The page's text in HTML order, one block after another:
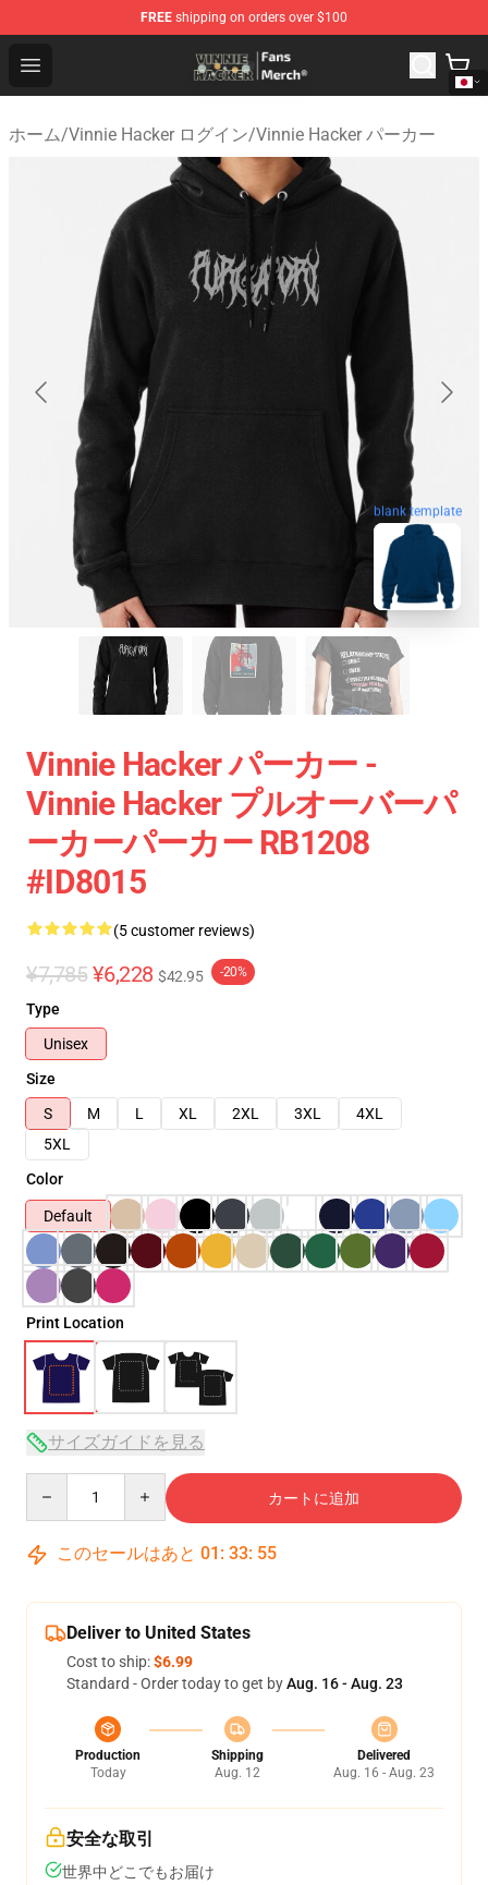
FREE shipping on orders over $100
Open menu
Vinnie Hacker Store - Official Vinnie Hacker Merchandise
ホーム/Vinnie Hacker ログイン/Vinnie Hacker パーカー
blank template
Vinnie Hacker パーカー -
Vinnie Hacker プルオーバーパ
ーカーパーカー RB1208
#ID8015
(5 customer reviews)
¥7,785 ¥6,228 $42.95 -20%
Type
Unisex
Size
S
M L XL 2XL 3XL
4XL
5XL
Color
Default
Print Location
サイズガイドを見る
カートに追加
このセールはあと 01 : 33: 54
Deliver to United States
Cost to ship:$6.99
Standard - Order today to get byAug. 16 - Aug. 23
Production
Today
Shipping
Aug. 12
Delivered
Aug. 16 - Aug. 23
安全な取引
世界中どこでもお届け